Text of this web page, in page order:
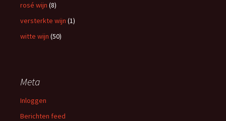
rosé wijn (8)
versterkte wijn (1)
witte wijn (50)
Meta
Inloggen
Berichten feed